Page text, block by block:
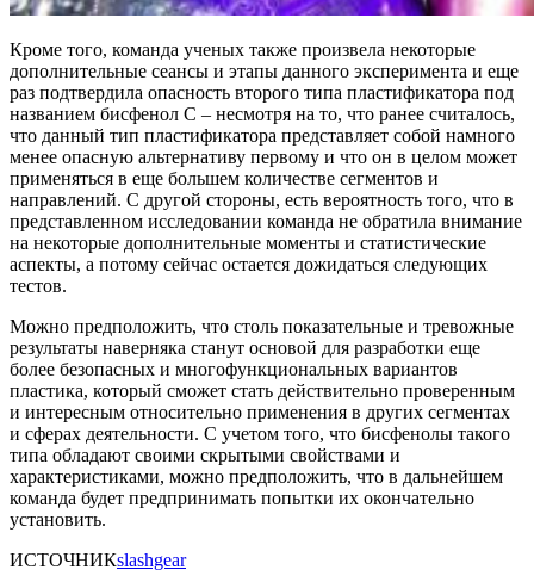
Кроме того, команда ученых также произвела некоторые
дополнительные сеансы и этапы данного эксперимента и еще
раз подтвердила опасность второго типа пластификатора под
названием бисфенол С – несмотря на то, что ранее считалось,
что данный тип пластификатора представляет собой намного
менее опасную альтернативу первому и что он в целом может
применяться в еще большем количестве сегментов и
направлений. С другой стороны, есть вероятность того, что в
представленном исследовании команда не обратила внимание
на некоторые дополнительные моменты и статистические
аспекты, а потому сейчас остается дожидаться следующих
тестов.
Можно предположить, что столь показательные и тревожные
результаты наверняка станут основой для разработки еще
более безопасных и многофункциональных вариантов
пластика, который сможет стать действительно проверенным
и интересным относительно применения в других сегментах
и сферах деятельности. С учетом того, что бисфенолы такого
типа обладают своими скрытыми свойствами и
характеристиками, можно предположить, что в дальнейшем
команда будет предпринимать попытки их окончательно
установить.
ИСТОЧНИКslashgear